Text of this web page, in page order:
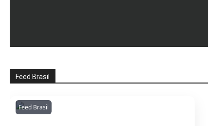
Feed Brasil
Feed BrasilAmazonianarede
1053